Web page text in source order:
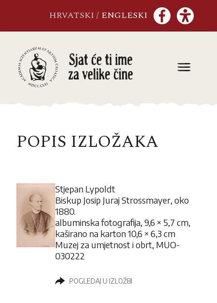
HRVATSKI / ENGLESKI
POPIS IZLOŽAKA
Stjepan Lypoldt
Biskup Josip Juraj Strossmayer, oko
1880.
albuminska fotografija, 9,6 × 5,7 cm,
kaširano na karton 10,6 × 6,3 cm
Muzej za umjetnost i obrt, MUO-
030222
POGLEDAJ U IZLOŽBI